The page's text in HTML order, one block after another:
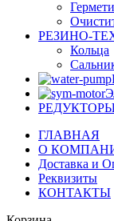
РЕЗИНО-
Кольца
ГЛАВНАЯ
О
Доставка и
Реквизиты
КОНТАКТЫ